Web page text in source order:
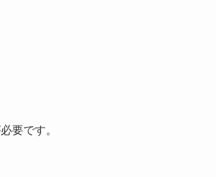
要です。